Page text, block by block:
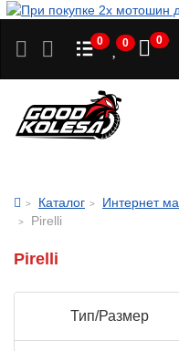
0 0 0
Каталог
Интернет
Pirelli
Pirelli
Тип/Размер